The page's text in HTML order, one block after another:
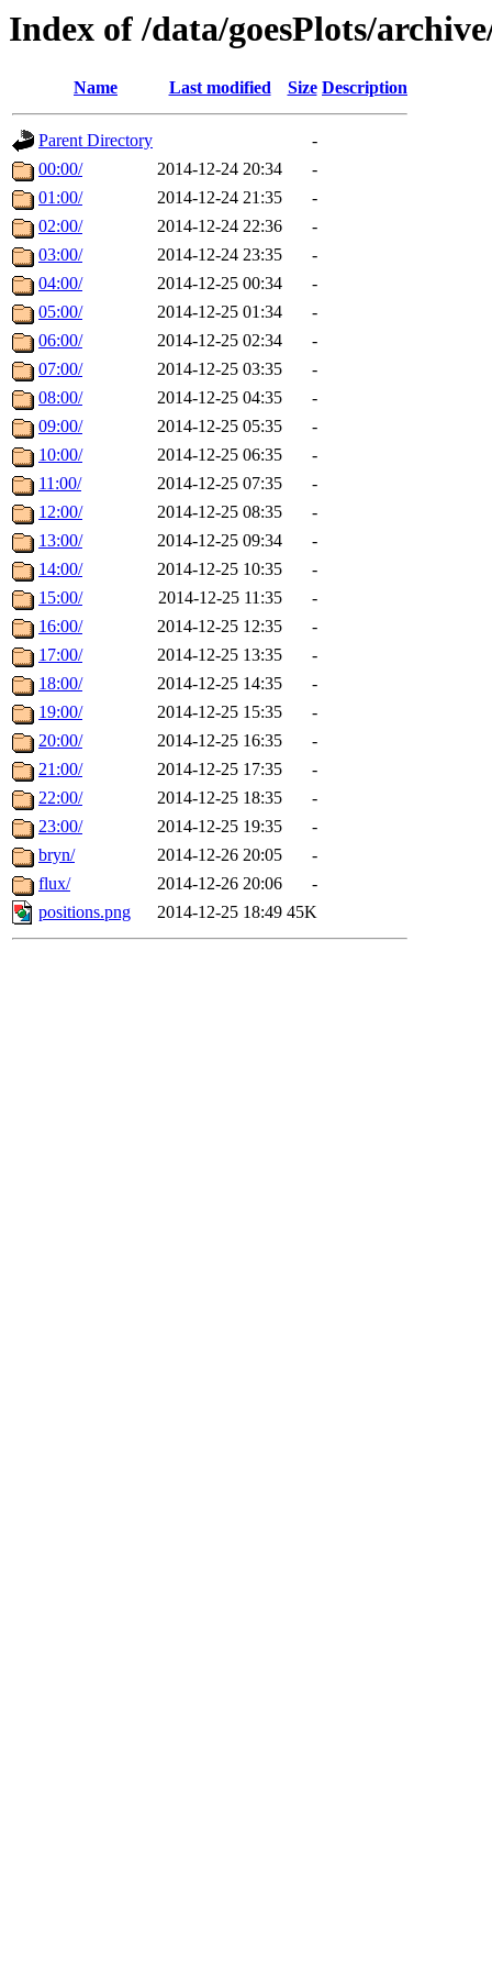
Index of /data/goesPlots/
Name Last modified Size Description
Parent Directory
-
00:00/
2014-12-24 20:34
-
01:00/
2014-12-24 21:35
-
02:00/
2014-12-24 22:36
-
03:00/
2014-12-24 23:35
-
04:00/
2014-12-25 00:34
-
05:00/
2014-12-25 01:34
-
06:00/
2014-12-25 02:34
-
07:00/
2014-12-25 03:35
-
08:00/
2014-12-25 04:35
-
09:00/
2014-12-25 05:35
-
10:00/
2014-12-25 06:35
-
11:00/
2014-12-25 07:35
-
12:00/
2014-12-25 08:35
-
13:00/
2014-12-25 09:34
-
14:00/
2014-12-25 10:35
-
15:00/
2014-12-25 11:35
-
16:00/
2014-12-25 12:35
-
17:00/
2014-12-25 13:35
-
18:00/
2014-12-25 14:35
-
19:00/
2014-12-25 15:35
-
20:00/
2014-12-25 16:35
-
21:00/
2014-12-25 17:35
-
22:00/
2014-12-25 18:35
-
23:00/
2014-12-25 19:35
-
bryn/
2014-12-26 20:05
-
flux/
2014-12-26 20:06
-
positions.png
2014-12-25 18:49 45K